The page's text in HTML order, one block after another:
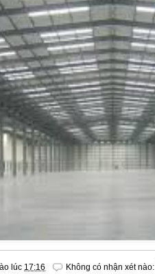
lúc 17:16 Không có nhận xét nào: